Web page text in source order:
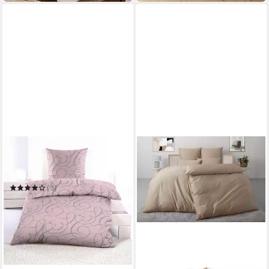
CASA COLORI
Bettwäsche Casa Calori
135 x 200 cm B/L
(3)
11,00 € UVP19,95 €
-45%
in 2-3 Werktagen bei dir